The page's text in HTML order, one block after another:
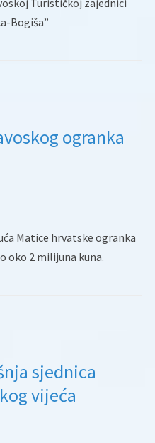
Turističkoj zajednici
Bogiša”
ogranka
Matice hrvatske ogranka
oko 2 milijuna kuna.
sjednica
vijeća